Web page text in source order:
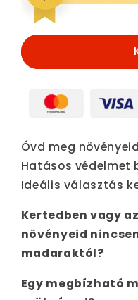
Óvd meg
Hatásos védelmet
Ideális választás
Kertedben vagy
növényeid
madaraktól?
Egy megbízható